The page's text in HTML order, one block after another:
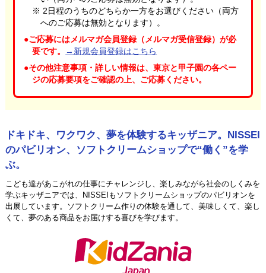
※ 2日程のうちのどちらか一方をお選びください（両方
へのご応募は無効となります）。
●ご応募にはメルマガ会員登録（メルマガ受信登録）が必
要です。
→新規会員登録はこちら
●その他注意事項・詳しい情報は、東京と甲子園の各ペー
ジの応募要項をご確認の上、ご応募ください。
ドキドキ、ワクワク、夢を体験するキッザニア。 NISSEI
のパビリオン、ソフトクリームショップで“働く”を学
ぶ。
こども達があこがれの仕事にチャレンジし、楽しみながら社会のしくみを
学ぶキッザニアでは、NISSEIもソフトクリームショップのパビリオンを
出展しています。ソフトクリーム作りの体験を通して、美味しくて、楽し
くて、夢のある商品をお届けする喜びを学びます。